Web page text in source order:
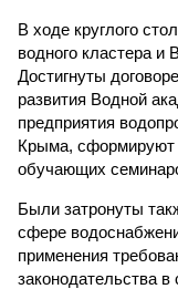
В ходе круглого
водного кластера и
Достигнуты
развития Водной
предприятия
Крыма, сформируют
обучающих
Были затронуты
сфере
применения
законодательства